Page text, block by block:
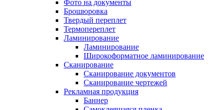
Фото на документы
Брошюровка
Твердый переплет
Термопереплет
Ламинирование
Ламинирование
Широкоформатное ламинирование
Сканирование
Сканирование документов
Сканирование чертежей
Рекламная продукция
Баннер